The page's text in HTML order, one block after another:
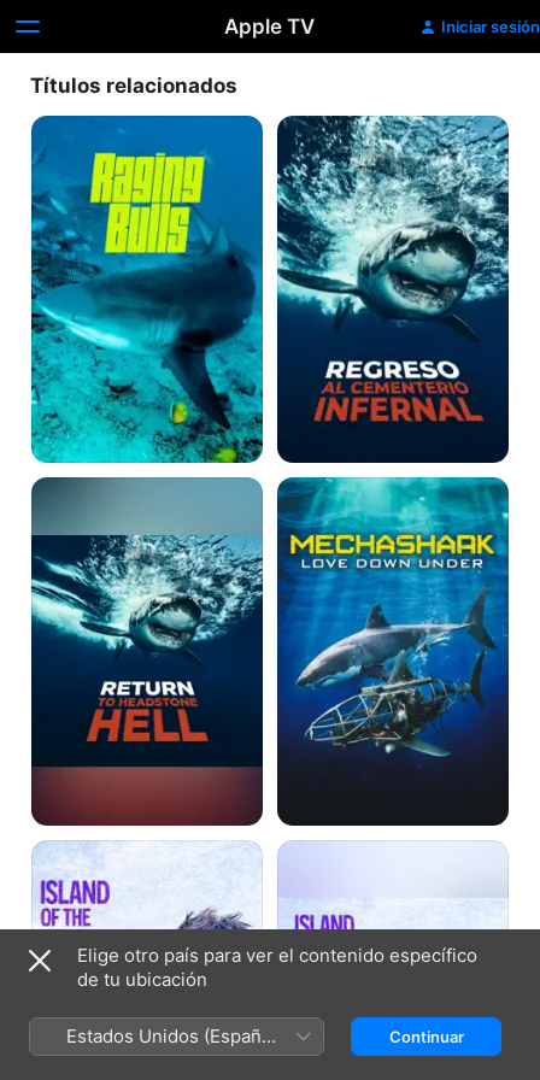
Apple TV Iniciar sesión
Títulos relacionados
Tiburones
de
Australia
Regreso
cementerio
infernal
Regreso
El
regreso
del
tiburón
espía
Tiburones
caminantes
de
Nueva
Guinea
Tiburones
Nueva
Guinea
Elige otro país para ver el contenido específico
de tu ubicación
Estados Unidos (Español
México)
Continuar